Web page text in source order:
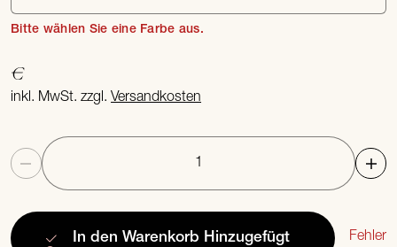
Bitte wählen Sie eine Farbe aus.
€
inkl. MwSt. zzgl.Versandkosten
Anzahl
In den Warenkorb Hinzugefügt Fehler